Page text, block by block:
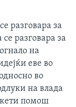
разговара за
разговара за
на
еве во
во
на влада
помош